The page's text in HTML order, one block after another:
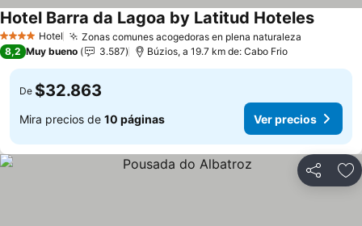
4 EstrellasHotel Zonas comunes acogedoras en plena naturaleza
Hotel Barra da Lagoa by Latitud HotelesVer
8,2 Muy bueno 3.587 Búzios, a 19.7 km de: Cabo Frio
De $32.863
Mira precios de 10 páginas Ver precios
Compartir